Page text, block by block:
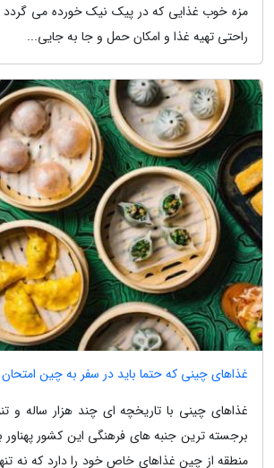
مزه خوب غذایی که در پیک نیک خورده می گردد
راحتی تهیه غذا و امکان حمل و جا به جایی...
غذاهای چینی که حتما باید در سفر به چین امتحان
غذاهای چینی با تاریخچه ای چند هزار ساله و
برجسته ترین جنبه های فرهنگی این کشور
منطقه از چین غذاهای خاص خود را دارد که نه